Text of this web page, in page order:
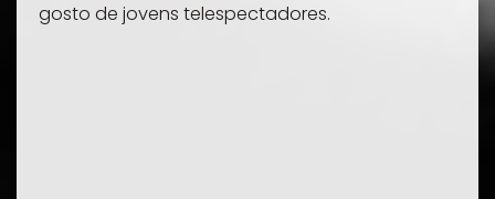
gosto de jovens telespectadores.